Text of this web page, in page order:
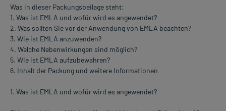
Was in dieser Packungsbeilage steht:
1. Was ist EMLA und wofür wird es angewendet?
2. Was sollten Sie vor der Anwendung von EMLA beachten?
3. Wie ist EMLA anzuwenden?
4. Welche Nebenwirkungen sind möglich?
5. Wie ist EMLA aufzubewahren?
6. Inhalt der Packung und weitere Informationen
1. Was ist EMLA und wofür wird es angewendet?